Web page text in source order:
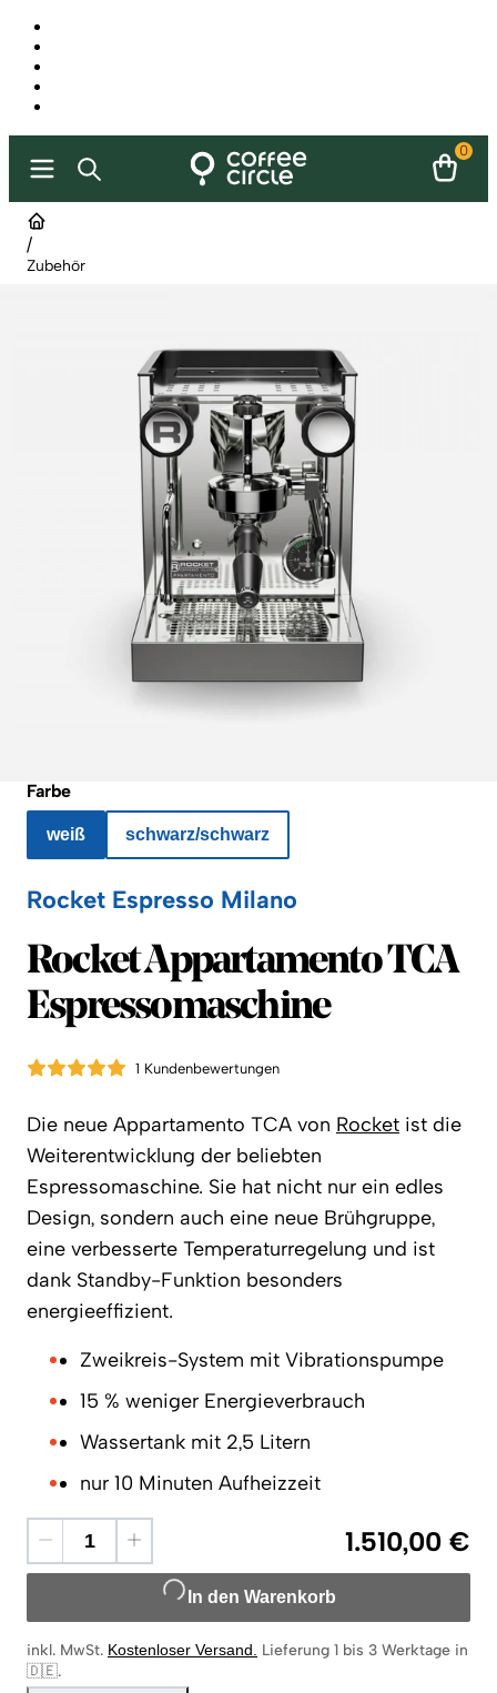
0
/
Zubehör
Farbe
weiß schwarz/schwarz
Rocket Espresso Milano
Rocket Espresso Milano
Rocket Appartamento TCA
Espressomaschine
1 Kundenbewertungen
Die neue Appartamento TCA von Rocket ist die
Weiterentwicklung der beliebten
Espressomaschine. Sie hat nicht nur ein edles
Design, sondern auch eine neue Brühgruppe,
eine verbesserte Temperaturregelung und ist
dank Standby-Funktion besonders
energieeffizient.
Zweikreis-System mit Vibrationspumpe
15 % weniger Energieverbrauch
Wassertank mit 2,5 Litern
nur 10 Minuten Aufheizzeit
1.510,00 €
In den Warenkorb
inkl. MwSt. Kostenloser Versand. Lieferung 1 bis 3 Werktage in
🇩🇪.